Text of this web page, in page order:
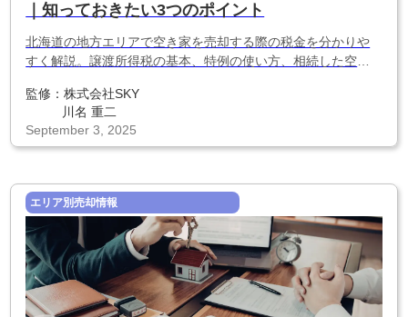
｜知っておきたい3つのポイント
北海道の地方エリアで空き家を売却する際の税金を分かりや
すく解説。譲渡所得税の基本、特例の使い方、相続した空き
監修：株式会社SKY
川名 重二
September 3, 2025
エリア別売却情報